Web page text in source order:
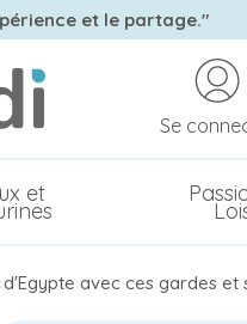
et le partage."
Se
et
d'Egypte avec ces gardes et